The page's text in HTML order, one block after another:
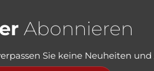
Abonnieren
Sie keine Neuheiten